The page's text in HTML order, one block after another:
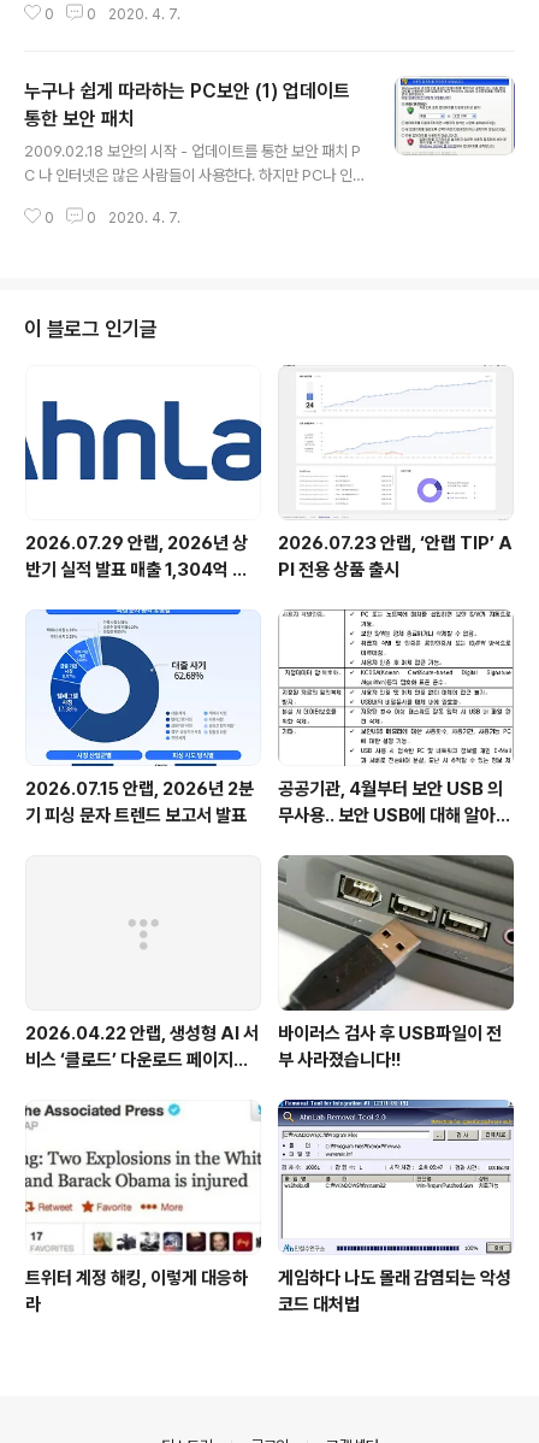
당 PC에서는 안철수연구소의 웹사이트로 접속이 안 된다
저도 안 된다고 하소연을 한 것이었다. 이것은 작년 말부터
최근까지도 맹위를 떨치고 있는 컨피커(Conficker)라는
웜(Worm) 때문에 발생한 문제였다. 이 웜에 감염된 PC는
마이크로 소프트(MS)를 포함해서 보안업체 웹 페이지로
든다. 이처럼 악성코드들이 진단과 치료하기를 까따롭게
0 0 2020. 4. 7.
누구나 쉽게 따라하는 PC보안 (1) 업데이트
통한 보안 패치
2009.02.18 보안의 시작 - 업데이트를 통한 보안 패치 P
C 나 인터넷은 많은 사람들이 사용한다. 하지만 PC나 인터
성가신 것으로 생각한다. 이번 연재에서는 누구나 쉽게 따
전 가스는 잘 잠겨 있는지, 창문은 잘 닫혀 있는지 등등 각
종 사고를 예방하기 위해 만전을 기한다. 그리고 마지막으
로 출입문 또한 철저하게 단속하고 외출을 한다. 그 이유는
만약에 존재할지 모르는 사고 위험 요소를 없애기 위해서
다. 컴퓨터 보안 역시 마찬가지다. 외부에서 침입할 수 있는
각종 취..
0 0 2020. 4. 7.
이 블로그 인기글
2026.07.29 안랩, 2026년 상
반기 실적 발표 매출 1,304억 원,
2026.07.23 안랩, ‘안랩 TIP’ A
PI 전용 상품 출시
2026.07.15 안랩, 2026년 2분
기 피싱 문자 트렌드 보고서 발표
공공기관, 4월부터 보안 USB 의
무사용.. 보안 USB에 대해 알아봅
2026.04.22 안랩, 생성형 AI 서
비스 ‘클로드’ 다운로드 페이지로
바이러스 검사 후 USB파일이 전
부 사라졌습니다!!
트위터 계정 해킹, 이렇게 대응하
라
게임하다 나도 몰래 감염되는 악성
코드 대처법